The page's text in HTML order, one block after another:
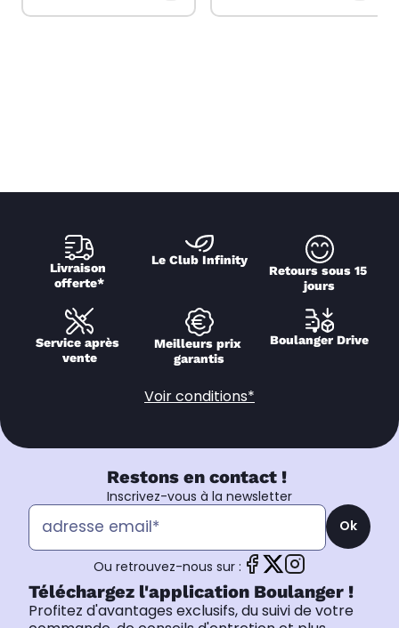
Livraison
offerte*
Le Club Infinity
Retours sous 15
jours
Service après
vente
Meilleurs prix
garantis
Boulanger Drive
Voir conditions*
Restons en contact !
Inscrivez-vous à la newsletter
Ok
Ou retrouvez-nous sur :
Téléchargez l'application Boulanger !
Profitez d'avantages exclusifs, du suivi de votre